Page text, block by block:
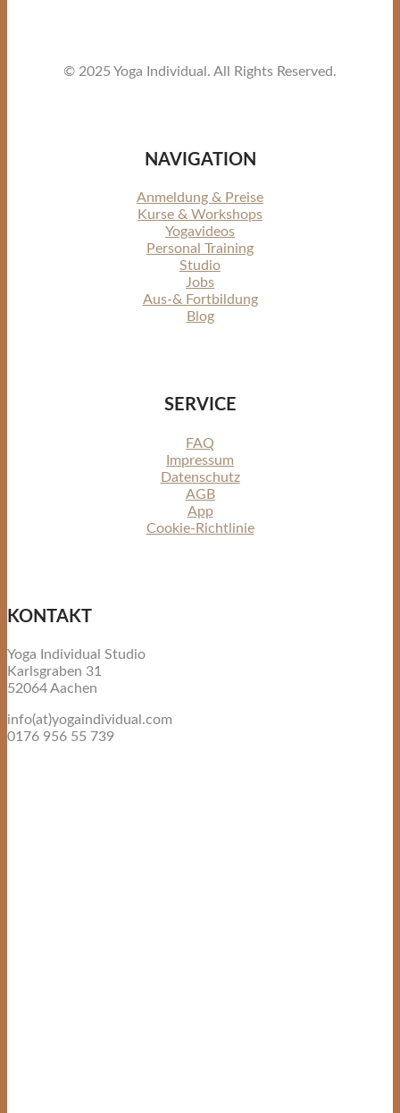
© 2025 Yoga Individual. All Rights Reserved.
NAVIGATION
Anmeldung & Preise
Kurse & Workshops
Yogavideos
Personal Training
Studio
Jobs
Aus-& Fortbildung
Blog
SERVICE
FAQ
Impressum
Datenschutz
AGB
App
Cookie-Richtlinie
KONTAKT
Yoga Individual Studio
Karlsgraben 31
52064 Aachen
info(at)yogaindividual.com
0176 956 55 739